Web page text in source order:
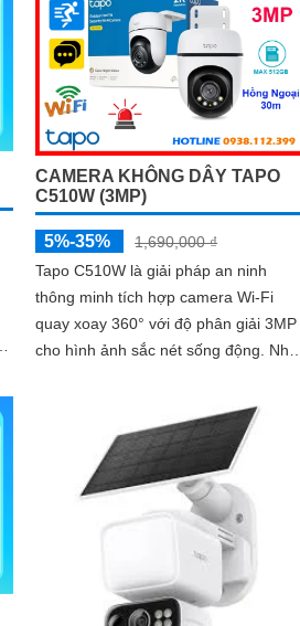
thiếu sáng
CAMERA KHÔNG DÂY TAPO
C510W (3MP)
5%-35%
1,690,000 ₫
Tapo C510W là giải pháp an ninh
thông minh tích hợp camera Wi-Fi
quay xoay 360° với độ phân giải 3MP
cho hình ảnh sắc nét sống động. Nhờ
màu lên đến 30m, tính năng đàm thoại
hai chiều và khả năng lưu trữ tới
512GB, bạn luôn kết nối và kiểm soát
mọi chuyển động dù ở bất cứ đâu, với
thiết kế bền bỉ đạt chuẩn IP66 và hệ
thống cảnh báo thông minh